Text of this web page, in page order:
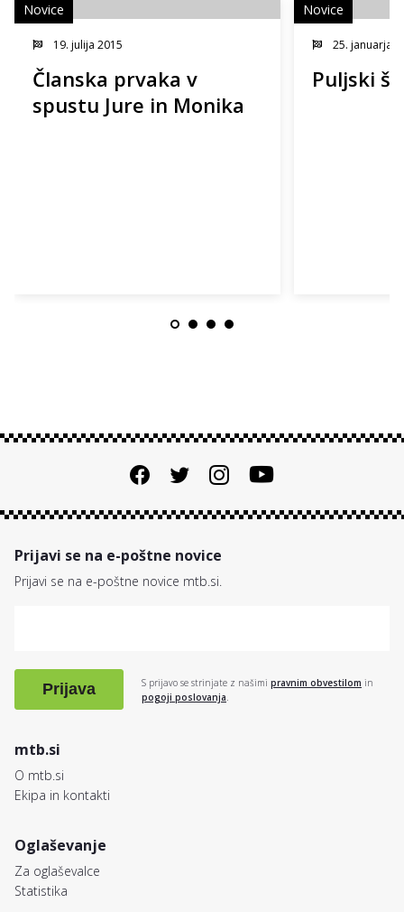
19. julija 2015
Članska prvaka v
spustu Jure in Monika
Novice
25. januarja
Puljski
Novice
mtb.si
O mtb.si
Ekipa in kontakti
Oglaševanje
Za oglaševalce
Statistika
Prijavi se na e-poštne novice
Prijavi se na e-poštne novice mtb.si.
Prijava S prijavo se strinjate z našimi pravnim obvestilom in
pogoji poslovanja